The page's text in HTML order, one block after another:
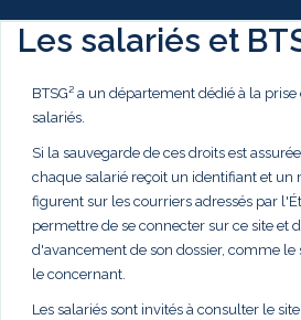
Les salariés et
BTSG² a un département dédié à la
salariés.
Si la sauvegarde de ces droits est
chaque salarié reçoit un identifiant et un
figurent sur les courriers adressés par
permettre de se connecter sur ce site et
d'avancement de son dossier, comme le
le concernant.
Les salariés sont invités à consulter le site